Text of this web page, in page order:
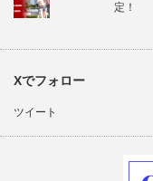
定！
Xでフォロー
ツイート